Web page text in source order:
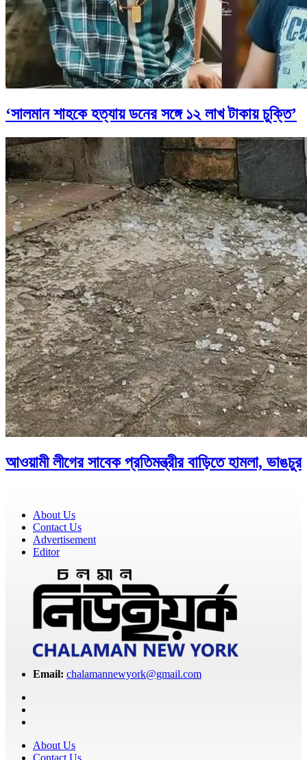
‘সালমান শাহকে হত্যায় ডনের সঙ্গে ১২ লাখ টাকায় চুক্তি’
আওয়ামী লীগের সাবেক প্রতিমন্ত্রীর বাড়িতে হামলা, ভাঙচুর
About Us
Contact Us
Advertisement
Editor
Email: chalamannewyork@gmail.com
About Us
Contact Us